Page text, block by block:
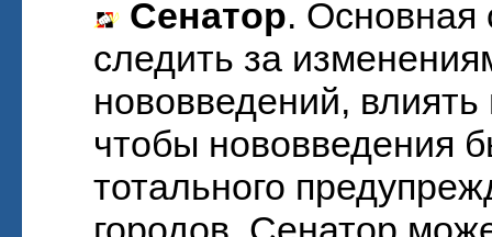
Сенатор. Основная
следить за
нововведений,
чтобы нововведения
тотального